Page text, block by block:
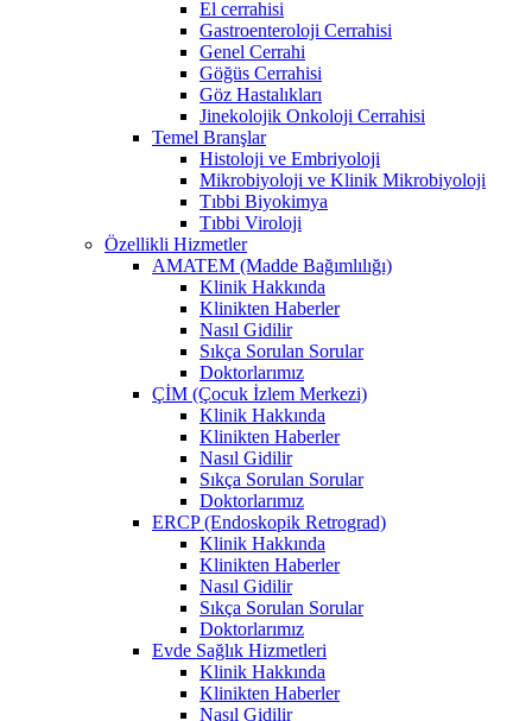
El cerrahisi
Gastroenteroloji Cerrahisi
Genel Cerrahi
Göğüs Cerrahisi
Göz Hastalıkları
Jinekolojik Onkoloji Cerrahisi
Temel Branşlar
Histoloji ve Embriyoloji
Mikrobiyoloji ve Klinik Mikrobiyoloji
Tıbbi Biyokimya
Tıbbi Viroloji
Özellikli Hizmetler
AMATEM (Madde Bağımlılığı)
Klinik Hakkında
Klinikten Haberler
Nasıl Gidilir
Sıkça Sorulan Sorular
Doktorlarımız
ÇİM (Çocuk İzlem Merkezi)
Klinik Hakkında
Klinikten Haberler
Nasıl Gidilir
Sıkça Sorulan Sorular
Doktorlarımız
ERCP (Endoskopik Retrograd)
Klinik Hakkında
Klinikten Haberler
Nasıl Gidilir
Sıkça Sorulan Sorular
Doktorlarımız
Evde Sağlık Hizmetleri
Klinik Hakkında
Klinikten Haberler
Nasıl Gidilir